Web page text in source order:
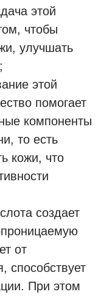
этой
чтобы
улучшать
этой
помогает
компоненты
то есть
кожи, что
создает
от
способствует
При этом